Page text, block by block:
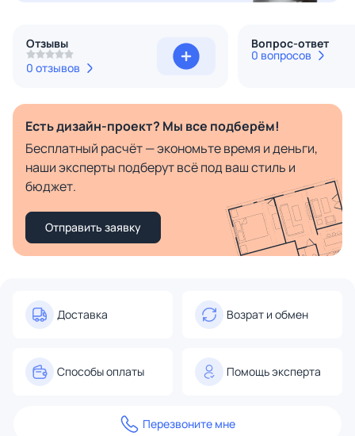
Отзывы
0 отзывов
Вопрос-ответ
0 вопросов
Есть дизайн-проект? Мы все подберём!
Бесплатный расчёт — экономьте время и деньги,
наши эксперты подберут всё под ваш стиль и
бюджет.
Отправить заявку
Доставка Возрат и обмен
Способы оплаты Помощь эксперта
Перезвоните мне